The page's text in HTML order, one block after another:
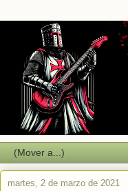
martes, 2 de marzo de 2021